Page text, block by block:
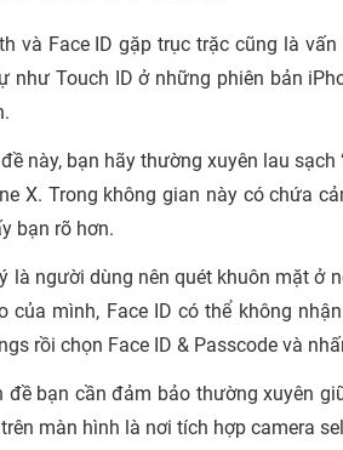
và Face ID gặp trục trặc cũng là
như Touch ID ở những phiên bản
này, bạn hãy thường xuyên lau
X. Trong không gian này có chứa
bạn rõ hơn.
là người dùng nên quét khuôn mặt ở
của mình, Face ID có thể không
rồi chọn Face ID & Passcode và
bạn cần đảm bảo thường xuyên
màn hình là nơi tích hợp camera